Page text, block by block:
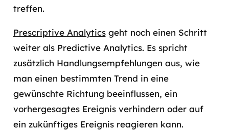
treffen.
Prescriptive Analyticsgeht noch einen Schritt
weiter als Predictive Analytics. Es spricht
zusätzlich Handlungsempfehlungen aus, wie
man einen bestimmten Trend in eine
gewünschte Richtung beeinflussen, ein
vorhergesagtes Ereignis verhindern oder auf
ein zukünftiges Ereignis reagieren kann.